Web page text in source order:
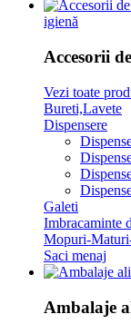
igienă
Accesorii
Vezi toate
Bureti,Lavete
Dispensere
Galeti
Imbracaminte
Mopuri-
Saci menaj
Ambalaje